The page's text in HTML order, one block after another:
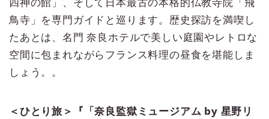
鳥寺」を専門ガイドと巡ります。歴史探訪を満喫し
たあとは、名門 奈良ホテルで美しい庭園やレトロな
空間に包まれながらフランス料理の昼食を堪能しま
しょう。。
＜ひとり旅＞『「奈良監獄ミュージアム by 星野リ